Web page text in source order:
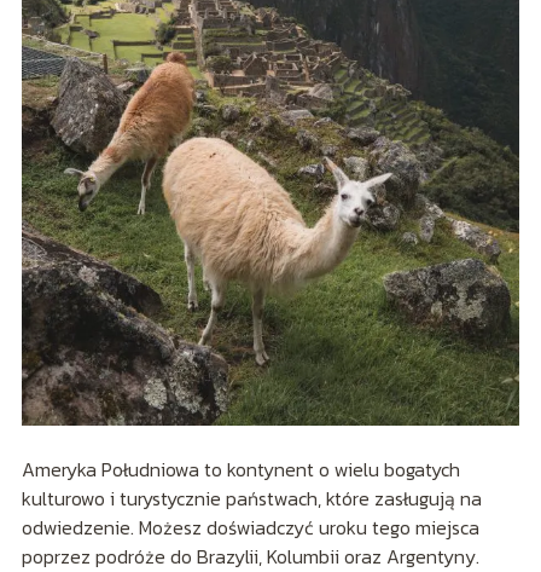
Ameryka Południowa to kontynent o wielu bogatych
kulturowo i turystycznie państwach, które zasługują na
odwiedzenie. Możesz doświadczyć uroku tego miejsca
poprzez podróże do Brazylii, Kolumbii oraz Argentyny.